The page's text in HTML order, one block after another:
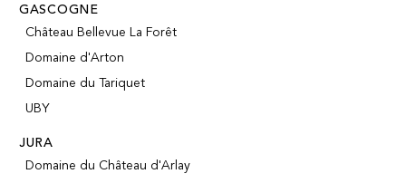
GASCOGNE
Château Bellevue La Forêt
Domaine d'Arton
Domaine du Tariquet
UBY
JURA
Domaine du Château d'Arlay